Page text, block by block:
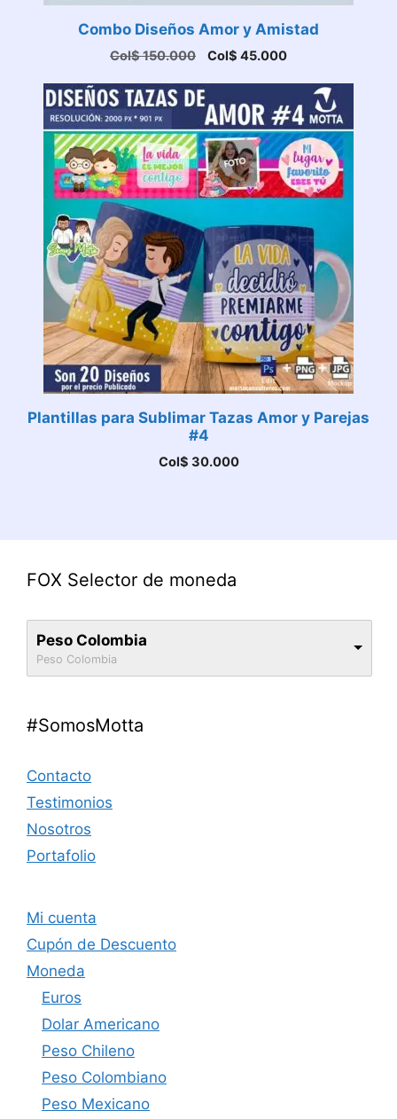
Combo Diseños Amor y Amistad
Col$150.000
El
era:
Col$ 150.000.
Col$ 45.000El
actual
es:
Col$ 45.000.
Plantillas para Sublimar Tazas Amor y Parejas
#4
Col$ 30.000
FOX Selector de moneda
Peso Colombia
Peso Colombia
#SomosMotta
Contacto
Testimonios
Nosotros
Portafolio
Mi cuenta
Cupón de Descuento
Moneda
Euros
Dolar Americano
Peso Chileno
Peso Colombiano
Peso Mexicano